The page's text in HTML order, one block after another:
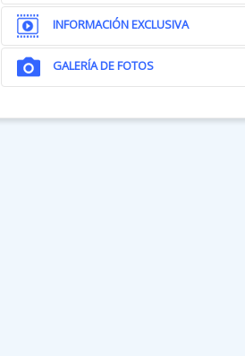
INFORMACIÓN EXCLUSIVA
GALERÍA DE FOTOS